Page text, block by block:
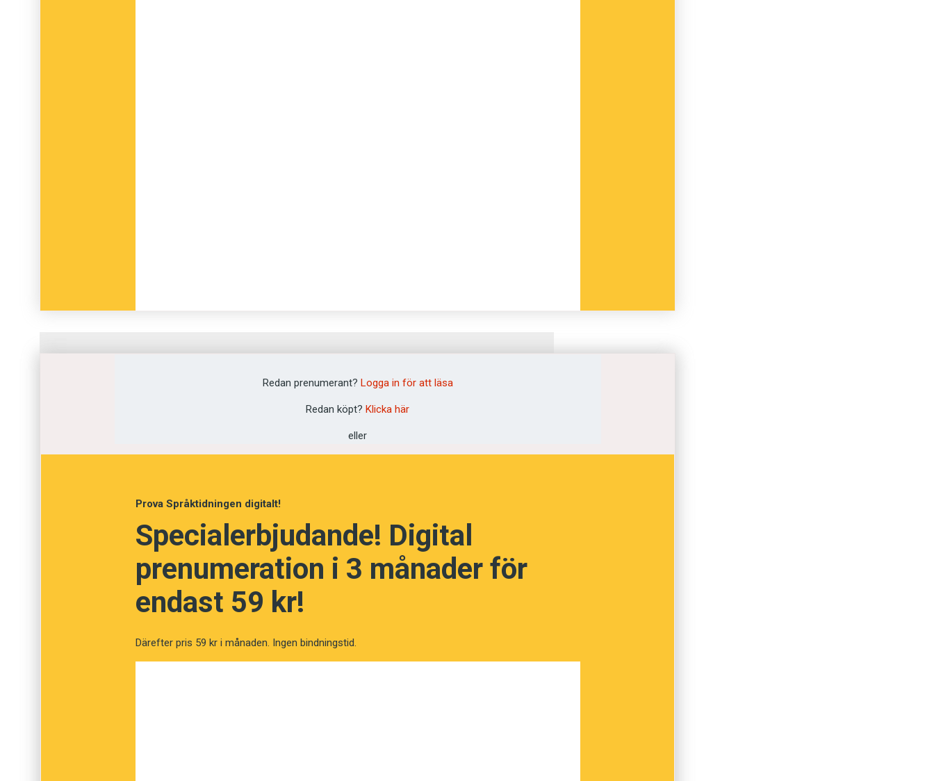
Författare
Översättare
Redan prenumerant? Logga in för att läsa
Redan köpt? Klicka här
eller
Prova Språktidningen digitalt!
Specialerbjudande! Digital
prenumeration i 3 månader för
endast 59 kr!
Därefter pris 59 kr i månaden. Ingen bindningstid.